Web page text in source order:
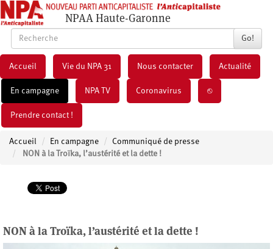
NPAA Haute-Garonne
Go!
Accueil Vie du NPA 31 Nous contacter Actualité
En campagne NPA TV Coronavirus ⎋
Prendre contact !
Accueil En campagne
Communiqué de presse
NON à la Troïka, l’austérité et la dette !
NON à la Troïka, l’austérité et la dette !